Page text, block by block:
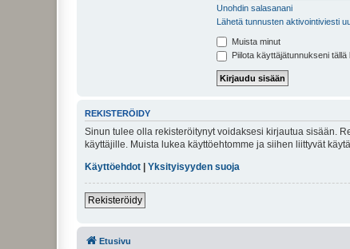
Unohdin salasanani
Lähetä tunnusten aktivointiviesti
Muista minut
Piilota käyttäjätunnukseni tällä
REKISTERÖIDY
Sinun tulee olla rekisteröitynyt voidaksesi kirjautua sisään.
käyttäjille. Muista lukea käyttöehtomme ja siihen liittyvät
Käyttöehdot
Yksityisyyden suoja
Rekisteröidy
Etusivu